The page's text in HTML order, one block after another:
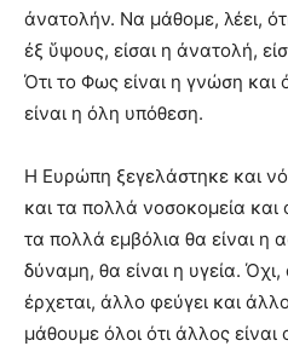
ἀνατολήν. Να μάθομε, λέει,
ἐξ ὕψους, είσαι η ἀνατολή,
Ότι το Φως είναι η γνώση
είναι η όλη υπόθεση.
Η Ευρώπη ξεγελάστηκε και
και τα πολλά νοσοκομεία και
τα πολλά εμβόλια θα είναι η
δύναμη, θα είναι η υγεία.
έρχεται, άλλο φεύγει και
μάθουμε όλοι ότι άλλος